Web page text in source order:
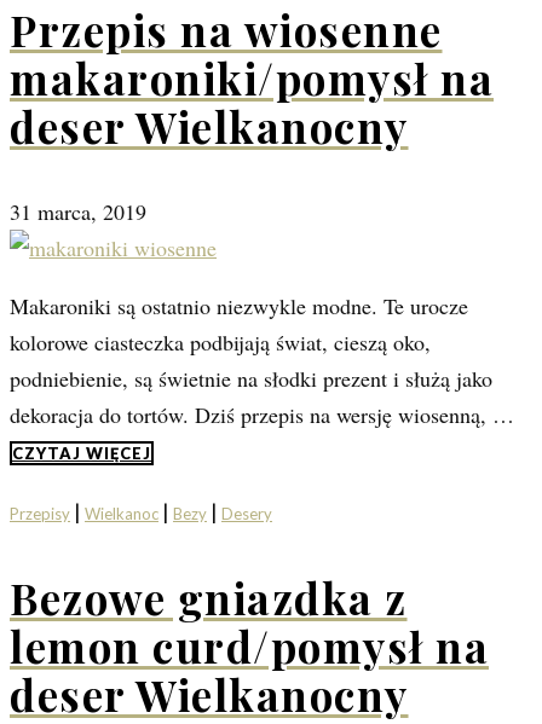
Przepis na wiosenne
makaroniki/pomysł na
deser Wielkanocny
31 marca, 2019
Makaroniki są ostatnio niezwykle modne. Te urocze
kolorowe ciasteczka podbijają świat, cieszą oko,
podniebienie, są świetnie na słodki prezent i służą jako
dekoracja do tortów. Dziś przepis na wersję wiosenną, …
CZYTAJ WIĘCEJ
Przepisy | Wielkanoc | Bezy | Desery
Bezowe gniazdka z
lemon curd/pomysł na
deser Wielkanocny